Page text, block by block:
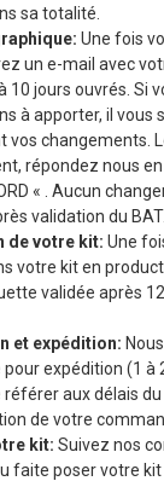
sa totalité.
Une fois
un e-mail avec
10 jours ouvrés. Si
à apporter, il vous
vos changements.
répondez nous
« . Aucun
validation du BAT.
de votre kit: Une
votre kit en
validée après
et expédition:
expédition (1 à
référer aux délais
de votre
kit: Suivez nos
faite poser votre